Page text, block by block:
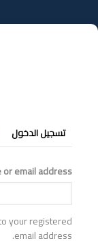
إلى
المحتوى
التبويبات
الأساسية
تسجيل الدخول
or email address
your registered
email address.